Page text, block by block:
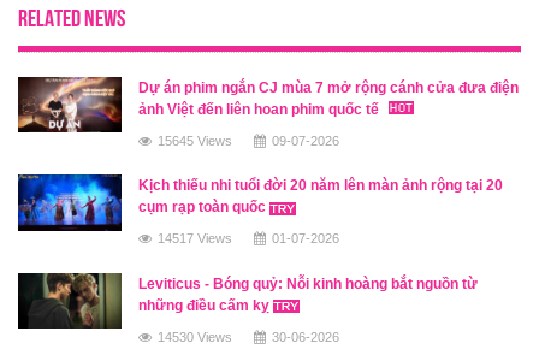
RELATED NEWS
Dự án phim ngắn CJ mùa 7 mở rộng cánh cửa đưa điện
ảnh Việt đến liên hoan phim quốc tế
15645 Views 09-07-2026
Kịch thiếu nhi tuổi đời 20 năm lên màn ảnh rộng tại 20
cụm rạp toàn quốc
14517 Views 01-07-2026
Leviticus - Bóng quỷ: Nỗi kinh hoàng bắt nguồn từ
những điều cấm kỵ
14530 Views 30-06-2026